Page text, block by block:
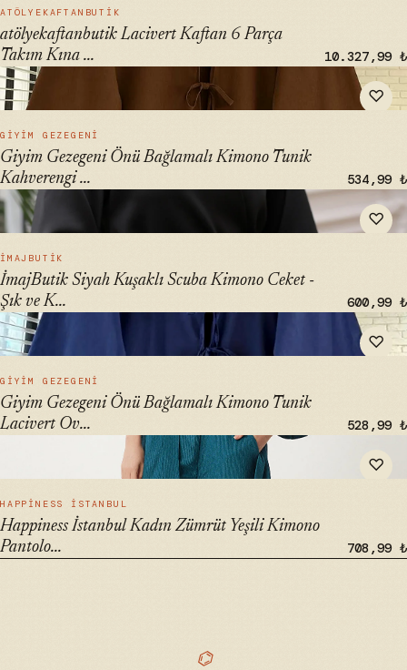
ATÖLYEKAFTANBUTIK
atölyekaftanbutik Lacivert Kaftan 6 Parça
Takım Kına ...
10.327,99 ₺
♡
" alt="Giyim Gezegeni Önü Bağlamalı Kimono Tunik
Kahverengi Oversize Yeni Sezon" loading="lazy">
GIYIM GEZEGENI
Giyim Gezegeni Önü Bağlamalı Kimono Tunik
Kahverengi ...
534,99 ₺
♡
" alt="İmajButik Siyah Kuşaklı Scuba Kimono Ceket - Şık ve
Konforlu Kimono Seti" loading="lazy">
İMAJBUTIK
İmajButik Siyah Kuşaklı Scuba Kimono Ceket -
Şık ve K...
600,99 ₺
♡
" alt="Giyim Gezegeni Önü Bağlamalı Kimono Tunik Lacivert
Oversize Yeni Sezon" loading="lazy">
GIYIM GEZEGENI
Giyim Gezegeni Önü Bağlamalı Kimono Tunik
Lacivert Ov...
528,99 ₺
♡
" alt="Happiness İstanbul Kadın Zümrüt Yeşili Kimono
Pantolon Örme Takımı BY00050" loading="lazy">
HAPPINESS İSTANBUL
Happiness İstanbul Kadın Zümrüt Yeşili Kimono
Pantolo...
708,99 ₺
⌬